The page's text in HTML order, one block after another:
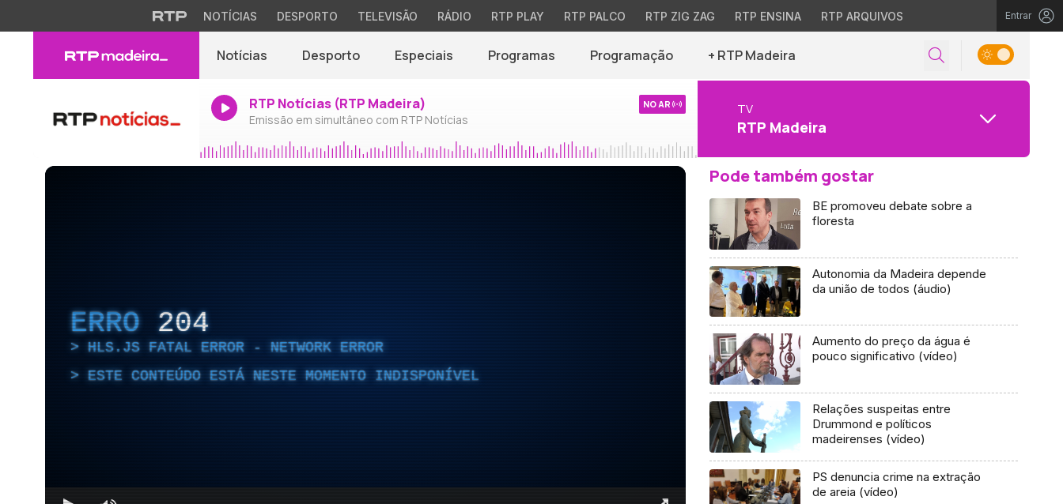
NOTÍCIAS DESPORTO TELEVISÃO RÁDIO RTP PLAY RTP PALCO RTP ZIG ZAG RTP ENSINA RTP ARQUIVOS Entrar
Notícias Desporto Especiais Programas Programação + RTP Madeira
RTP Notícias (RTP Madeira)
Emissão em simultâneo com RTP Notícias
NO AR TV
RTP Madeira
ERRO 204
HLS.JS FATAL ERROR - NETWORK ERROR
ESTE CONTEÚDO ESTÁ NESTE MOMENTO INDISPONÍVEL
Pode também gostar
BE promoveu debate sobre a
floresta
Autonomia da Madeira depende
da união de todos (áudio)
Aumento do preço da água é
pouco significativo (vídeo)
Relações suspeitas entre
Drummond e políticos
madeirenses (vídeo)
PS denuncia crime na extração
de areia (vídeo)